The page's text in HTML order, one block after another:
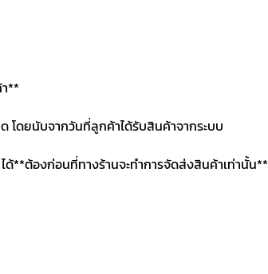
**
โดยนับจากวันที่ลูกค้าได้รับสินค้าจากระบบ
**ต้องก่อนที่ทางร้านจะทำการจัดส่งสินค้าเท่านั้น**